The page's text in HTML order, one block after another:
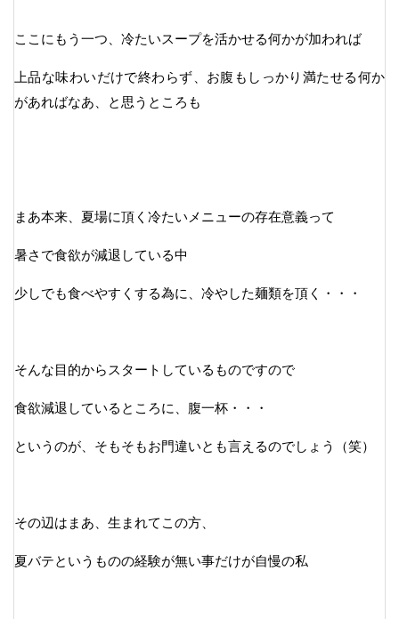
ここにもう一つ、冷たいスープを活かせる何かが加われば
上品な味わいだけで終わらず、お腹もしっかり満たせる何か
があればなあ、と思うところも
まあ本来、夏場に頂く冷たいメニューの存在意義って
暑さで食欲が減退している中
少しでも食べやすくする為に、冷やした麺類を頂く・・・
そんな目的からスタートしているものですので
食欲減退しているところに、腹一杯・・・
というのが、そもそもお門違いとも言えるのでしょう（笑）
その辺はまあ、生まれてこの方、
夏バテというものの経験が無い事だけが自慢の私